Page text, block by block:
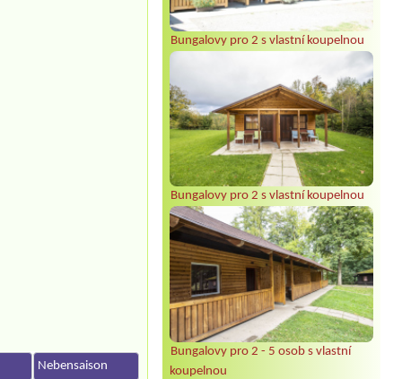
Bungalovy pro 2 s vlastní koupelnou
Bungalovy pro 2 s vlastní koupelnou
Bungalovy pro 2 - 5 osob s vlastní
koupelnou
Nebensaison